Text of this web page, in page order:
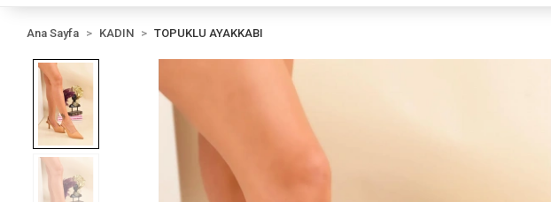
Ana Sayfa KADIN TOPUKLU AYAKKABI